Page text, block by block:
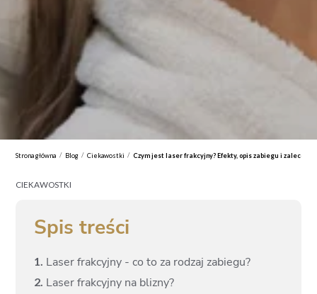
Strona główna / Blog / Ciekawostki / Czym jest laser frakcyjny? Efekty, opis zabiegu i zalecenia
CIEKAWOSTKI
Spis treści
1. Laser frakcyjny - co to za rodzaj zabiegu?
2. Laser frakcyjny na blizny?